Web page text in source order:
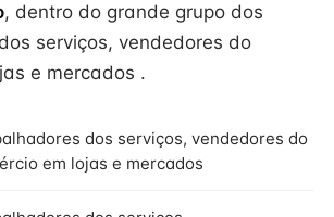
, dentro do grande grupo dos
serviços, vendedores do
e mercados .
dos serviços, vendedores do
em lojas e mercados